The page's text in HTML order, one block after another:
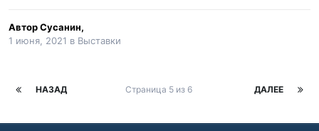
АвторСусанин,
1 июня, 2021 в Выставки
НАЗАД ДАЛЕЕ
Страница 5 из 6